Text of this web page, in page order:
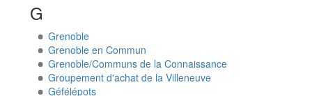
G
Grenoble
Grenoble en Commun
Grenoble/Communs de la Connaissance
Groupement d'achat de la Villeneuve
Géfélépots